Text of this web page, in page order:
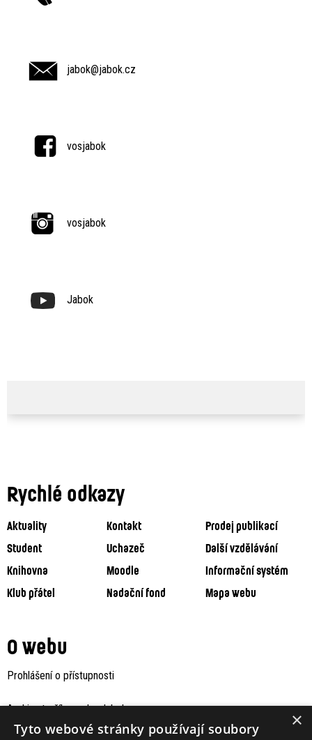
jabok@jabok.cz
vosjabok
vosjabok
Jabok
Rychlé odkazy
Aktuality Kontakt
Prodej publikací
Student
Uchazeč
Další vzdělávání
Knihovna
Moodle
Informační systém
Klub přátel
Nadační fond Mapa webu
O webu
Prohlášení o přístupnosti
Archiv staršího webu Jaboku ×
Tyto webové stránky používají soubory